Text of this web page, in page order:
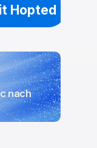
Hopted
nach